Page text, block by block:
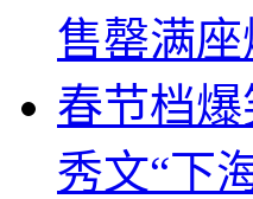
售罄满座
春节档
秀文“下